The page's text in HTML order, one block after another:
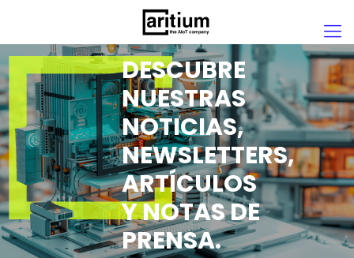
DESCUBRE
NUESTRAS
NOTICIAS,
NEWSLETTERS,
ARTÍCULOS
Y NOTAS DE
PRENSA.